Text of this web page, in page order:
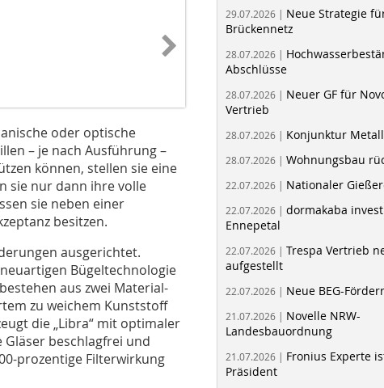
oder optische
– je nach Ausführung –
können, stellen sie eine
sie nur dann ihre volle
sie neben einer
besitzen.
ausgerichtet.
Bügeltechnologie
aus zwei Material-
zu weichem Kunststoff
die „Libra“ mit optimaler
beschlagfrei und
prozentige Filterwirkung
29.07.2026 | Neue Strategie
Brückennetz
28.07.2026 |
Abschlüsse
28.07.2026 | Neuer GF für
Vertrieb
28.07.2026 | Konjunktur
28.07.2026 | Wohnungsbau
22.07.2026 | Nationaler
22.07.2026 | dormakaba
Ennepetal
22.07.2026 | Trespa Vertrieb
aufgestellt
22.07.2026 | Neue BEG-
21.07.2026 | Novelle NRW-
Landesbauordnung
21.07.2026 | Fronius Experte
Präsident